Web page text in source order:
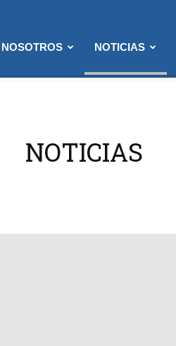
NOSOTROS NOTICIAS
NOTICIAS